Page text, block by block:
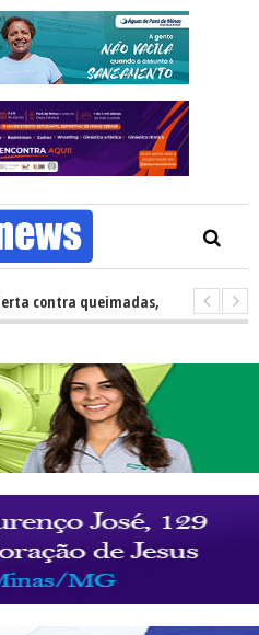
queimadas, baixa umidade e